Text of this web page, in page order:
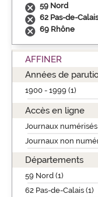
59 Nord
62 Pas-de-Calais
69 Rhône
AFFINER
Années de
1900 - 1999 (1)
Accès en ligne
Journaux numérisés
Journaux non
Départements
59 Nord (1)
62 Pas-de-Calais (1)